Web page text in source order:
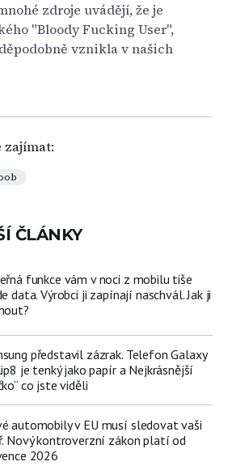
zdroje uvádějí, že je
"Bloody Fucking User",
vznikla v našich
zajímat:
ČLÁNKY
funkce vám v noci z mobilu tiše
data. Výrobci ji zapínají naschvál. Jak ji
představil zázrak. Telefon Galaxy
je tenký jako papír a Nejkrásnější
co jste viděli
automobily v EU musí sledovat vaši
Nový kontroverzní zákon platí od
2026